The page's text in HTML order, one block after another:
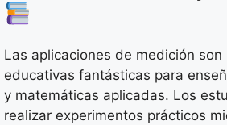
Las aplicaciones de medición son
educativas fantásticas para
y matemáticas aplicadas. Los
realizar experimentos prácticos